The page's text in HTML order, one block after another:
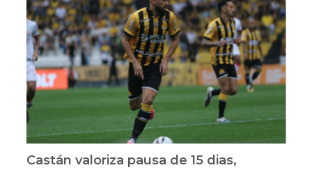
Castán valoriza pausa de 15 dias,